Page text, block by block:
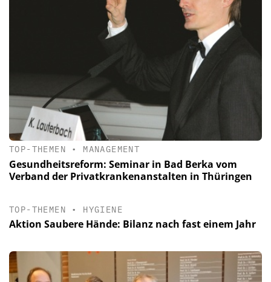
TOP-THEMEN • MANAGEMENT
Gesundheitsreform: Seminar in Bad Berka vom
Verband der Privatkrankenanstalten in Thüringen
TOP-THEMEN • HYGIENE
Aktion Saubere Hände: Bilanz nach fast einem Jahr